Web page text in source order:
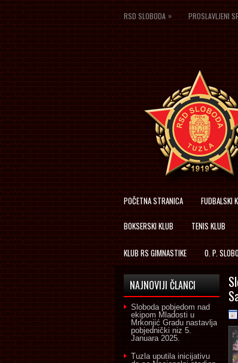
RSD SLOBODA » PROSLAVLJENI
POČETNA STRANICA FUDBALSKI
BOKSERSKI KLUB TENIS KLUB
KLUB RS GIMNASTIKE O. P.
NAJNOVIJI ČLANCI
Sloboda pobjedom nad
ekipom Mladosti u
Mrkonjić Gradu nastavlja
pobjednički niz 5.
Januara 2025.
Tuzla uputila inicijativu